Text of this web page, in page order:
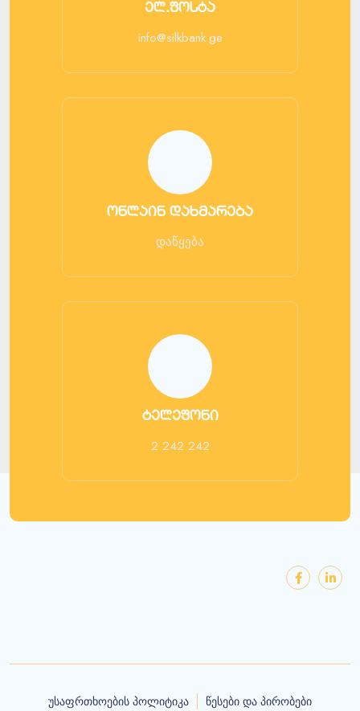
ელ.ფოსტა
info@silkbank.ge
ონლაინ დახმარება
დაწყება
ტელეფონი
2 242 242
უსაფრთხოების პოლიტიკა წესები და პირობები